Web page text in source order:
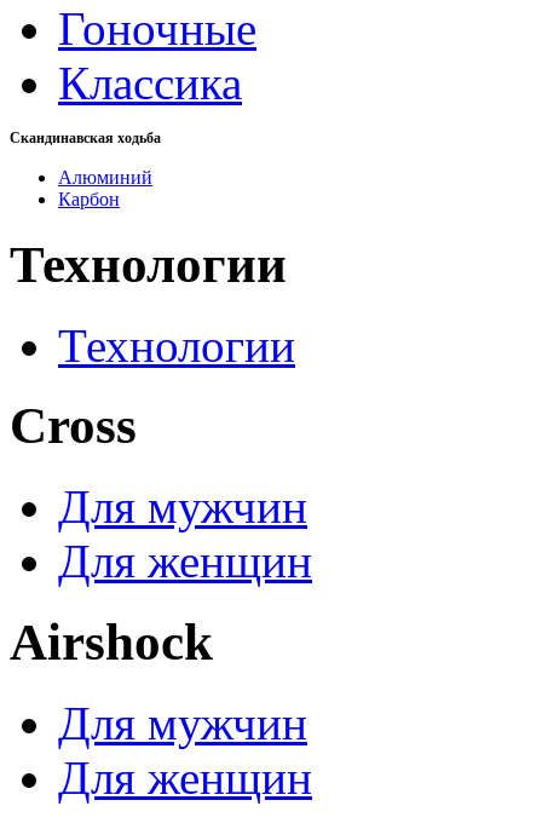
Гоночные
Классика
Скандинавская ходьба
Алюминий
Карбон
Технологии
Технологии
Cross
Для мужчин
Для женщин
Airshock
Для мужчин
Для женщин